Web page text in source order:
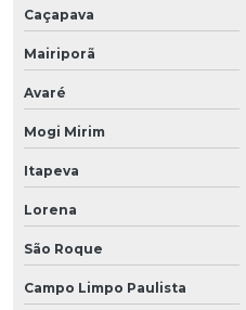
Caçapava
Mairiporã
Avaré
Mogi Mirim
Itapeva
Lorena
São Roque
Campo Limpo Paulista